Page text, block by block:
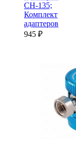
CH-135;
Комплект
адаптеров
945 ₽